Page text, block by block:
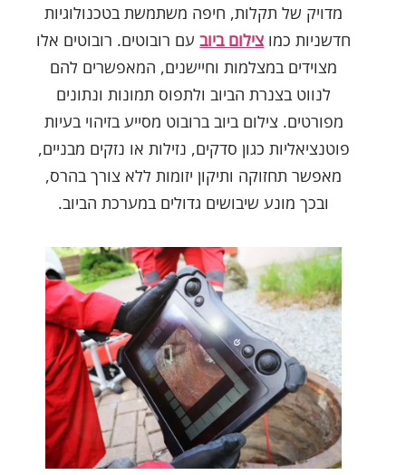
מדויק של תקלות, חיפה משתמשת בטכנולוגיות
חדשניות כמו צילום ביובעם רובוטים. רובוטים אלו
מצוידים במצלמות וחיישנים, המאפשרים להם
לנווט בצנרת הביוב ולתפוס תמונות ונתונים
מפורטים. צילום ביוב ברובוט מסייע בזיהוי בעיות
פוטנציאליות כגון סדקים, נזילות או נזקים מבניים,
מאפשר תחזוקה ותיקון יזומות ללא צורך בהרס,
ובכך מונע שיבושים גדולים במערכת הביוב.